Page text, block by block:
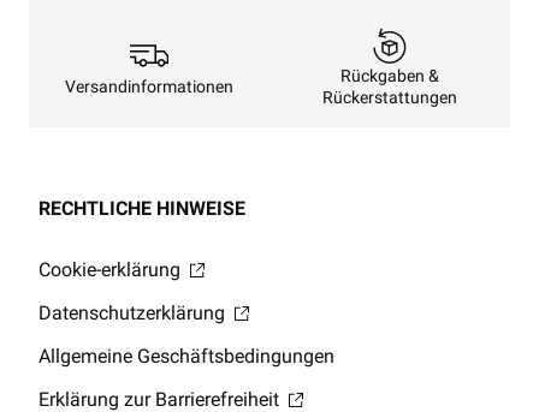
Versandinformationen
Rückgaben &
Rückerstattungen
RECHTLICHE HINWEISE
Cookie-erklärung
Datenschutzerklärung
Allgemeine Geschäftsbedingungen
Erklärung zur Barrierefreiheit